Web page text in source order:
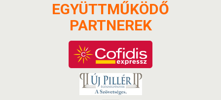
EGYÜTTMŰKÖDŐ
PARTNEREK